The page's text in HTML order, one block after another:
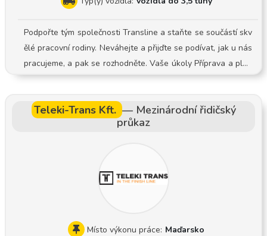
Podpořte tým společnosti Transline a staňte se součástí skv
ělé pracovní rodiny. Neváhejte a přijďte se podívat, jak u nás
pracujeme, a pak se rozhodněte. Vaše úkoly Příprava a plán
ování rozvážkových a sběrných tras Nakládka a vykládka zá
soukromých zákazníků Pečlivá dokumentace procesu doručo
vání a vyzvedávání zásilek Bezpečné a šetrné zacházení s p
Teleki-Trans Kft. — Mezinárodní řidičský
průkaz
Místo výkonu práce: Maďarsko